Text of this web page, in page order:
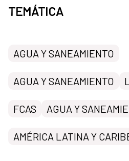
TEMÁTICA
AGUA Y SANEAMIENTO
AGUA Y SANEAMIENTO
FCAS AGUA Y
AMÉRICA LATINA Y